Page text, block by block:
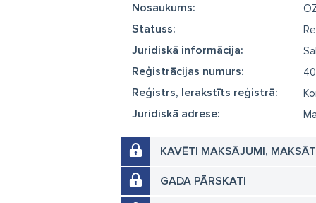
Nosaukums:
Statuss:
Juridiskā informācija:
Reģistrācijas numurs:
Reģistrs, Ierakstīts reģistrā:
Juridiskā adrese:
KAVĒTI MAKSĀJUMI,
GADA PĀRSKATI